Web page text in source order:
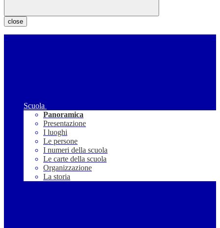
close
Scuola
Panoramica
Presentazione
I luoghi
Le persone
I numeri della scuola
Le carte della scuola
Organizzazione
La storia